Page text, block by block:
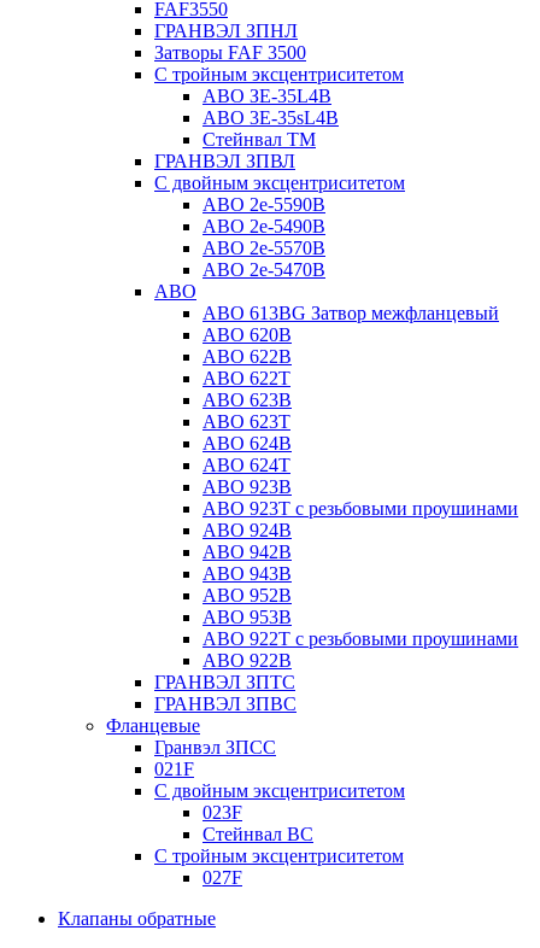
FAF3550
ГРАНВЭЛ ЗПНЛ
Затворы FAF 3500
С тройным эксцентриситетом
ABO ЗE-35L4B
ABO 3E-35sL4B
Стейнвал ТМ
ГРАНВЭЛ ЗПВЛ
С двойным эксцентриситетом
ABO 2e-5590B
ABO 2е-5490B
ABO 2е-5570B
ABO 2е-5470B
ABO
ABO 613BG Затвор межфланцевый
ABO 620B
ABO 622B
ABO 622T
ABO 623B
ABO 623T
ABO 624В
ABO 624Т
ABO 923B
ABO 923Т с резьбовыми проушинами
ABO 924B
ABO 942B
ABO 943B
ABO 952B
ABO 953B
ABO 922T с резьбовыми проушинами
ABO 922B
ГРАНВЭЛ ЗПТС
ГРАНВЭЛ ЗПВС
Фланцевые
Гранвэл ЗПСС
021F
С двойным эксцентриситетом
023F
Стейнвал BC
С тройным эксцентриситетом
027F
Клапаны обратные